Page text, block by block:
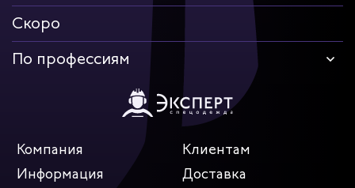
Скоро
По профессиям
Компания
Клиентам
Информация
Доставка